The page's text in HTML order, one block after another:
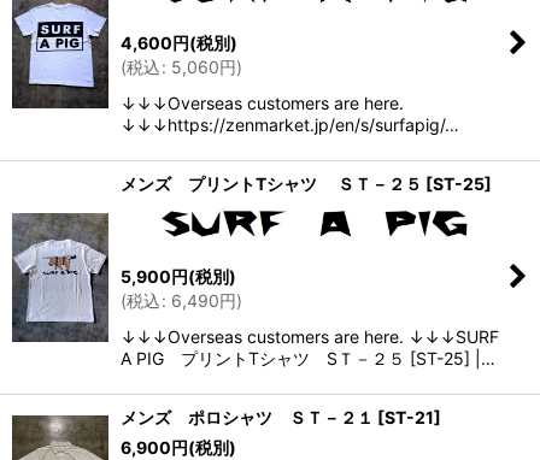
4,600円(税別)
(税込: 5,060円)
↓↓↓Overseas customers are here.
↓↓↓https://zenmarket.jp/en/s/surfapig/…
メンズ プリントTシャツ ＳＴ－２５ [ST-25]
5,900円(税別)
(税込: 6,490円)
↓↓↓Overseas customers are here. ↓↓↓SURF
A PIG プリントTシャツ SＴ－２５ [ST-25] |…
メンズ ポロシャツ ＳＴ－２１ [ST-21]
6,900円(税別)